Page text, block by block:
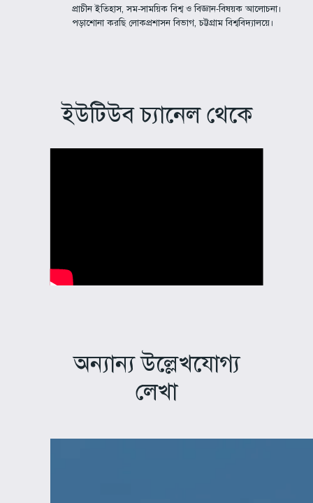
প্রাচীন ইতিহাস, সম-সাময়িক বিশ্ব ও বিজ্ঞান-বিষয়ক আলোচনা।
পড়াশোনা করছি লোকপ্রশাসন বিভাগ, চট্টগ্রাম বিশ্ববিদ্যালয়ে।
ইউটিউব চ্যানেল থেকে
অন্যান্য উল্লেখযোগ্য
লেখা